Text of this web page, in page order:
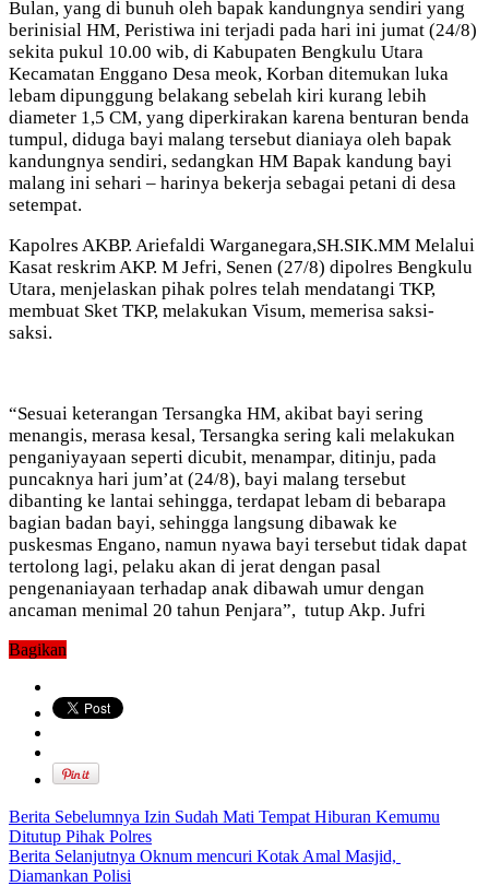
Bulan, yang di bunuh oleh bapak kandungnya sendiri yang
berinisial HM, Peristiwa ini terjadi pada hari ini jumat (24/8)
sekita pukul 10.00 wib, di Kabupaten Bengkulu Utara
Kecamatan Enggano Desa meok, Korban ditemukan luka
lebam dipunggung belakang sebelah kiri kurang lebih
diameter 1,5 CM, yang diperkirakan karena benturan benda
tumpul, diduga bayi malang tersebut dianiaya oleh bapak
kandungnya sendiri, sedangkan HM Bapak kandung bayi
malang ini sehari – harinya bekerja sebagai petani di desa
setempat.
Kapolres AKBP. Ariefaldi Warganegara,SH.SIK.MM Melalui
Kasat reskrim AKP. M Jefri, Senen (27/8) dipolres Bengkulu
Utara, menjelaskan pihak polres telah mendatangi TKP,
membuat Sket TKP, melakukan Visum, memerisa saksi-
saksi.
“Sesuai keterangan Tersangka HM, akibat bayi sering
menangis, merasa kesal, Tersangka sering kali melakukan
penganiyayaan seperti dicubit, menampar, ditinju, pada
puncaknya hari jum’at (24/8), bayi malang tersebut
dibanting ke lantai sehingga, terdapat lebam di bebarapa
bagian badan bayi, sehingga langsung dibawak ke
puskesmas Engano, namun nyawa bayi tersebut tidak dapat
tertolong lagi, pelaku akan di jerat dengan pasal
pengenaniayaan terhadap anak dibawah umur dengan
ancaman menimal 20 tahun Penjara”, tutup Akp. Jufri
Bagikan
Berita Sebelumnya Izin Sudah Mati Tempat Hiburan Kemumu
Ditutup Pihak Polres
Berita Selanjutnya Oknum mencuri Kotak Amal Masjid,
Diamankan Polisi